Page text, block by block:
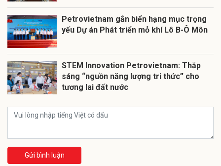
Petrovietnam gắn biển hạng mục trọng
yếu Dự án Phát triển mỏ khí Lô B-Ô Môn
STEM Innovation Petrovietnam: Thắp
sáng “nguồn năng lượng tri thức” cho
tương lai đất nước
Gửi bình luận